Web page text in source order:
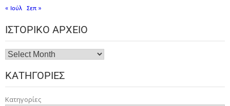
« Ιούλ Σεπ »
ΙΣΤΟΡΙΚΌ ΑΡΧΕΊΟ
ΚΑΤΗΓΟΡΊΕΣ
Κατηγορίες